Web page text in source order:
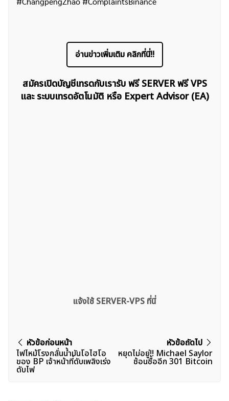
อ่านข่าวเพิ่มเติม คลิกที่นี่!!
สมัครเปิดบัญชีเทรดกับเรารับ ฟรี SERVER ฟรี VPS
และ ระบบเทรดอัตโนมัติ หรือ Expert Advisor (EA)
แจ้งใช้ SERVER-VPS ที่นี่
แนะแนว
เรื่อง
หัวข้อก่อนหน้า
ไฟไหม้โรงกลั่นน้ำมันโอไฮโอ
ของ BP เจ้าหน้าที่ดับเพลิงเร่ง
ดับไฟ
หัวข้อถัดไป
หยุดไม่อยู่!! Michael Saylor
ช้อนซื้ออีก 301 Bitcoin